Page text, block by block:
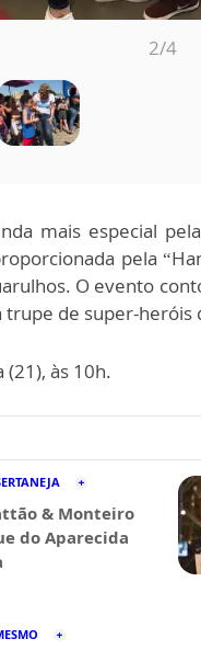
3/4
mais especial
pela
O evento
trupe de super-heróis
(21), às 10h.
& Monteiro
do Aparecida